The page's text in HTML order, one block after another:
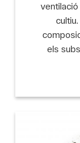
els